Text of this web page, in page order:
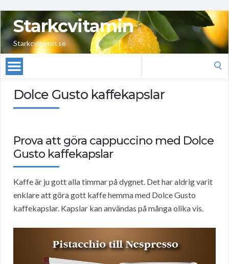
Starkcvitamin
Starkcvitamin.se
Dolce Gusto kaffekapslar
Prova att göra cappuccino med Dolce
Gusto kaffekapslar
Kaffe är ju gott alla timmar på dygnet. Det har aldrig varit
enklare att göra gott kaffe hemma med Dolce Gusto
kaffekapslar. Kapslar kan användas på många olika vis.